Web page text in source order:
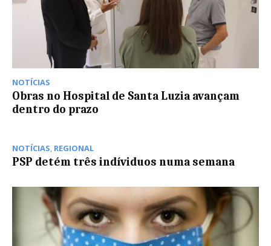
NOTÍCIAS
Obras no Hospital de Santa Luzia avançam
dentro do prazo
NOTÍCIAS, REGIONAL
PSP detém três indíviduos numa semana